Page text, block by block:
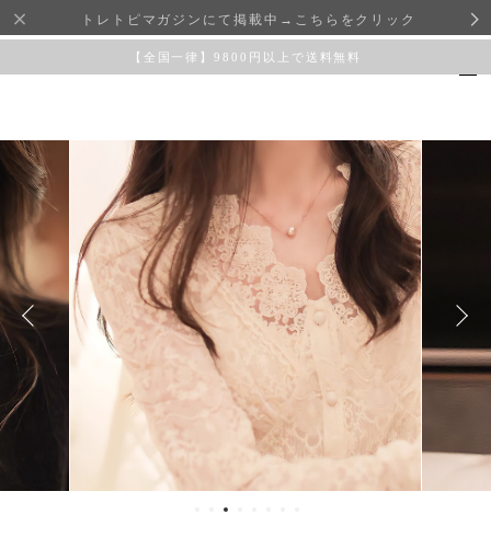
トレトピマガジンにて掲載中→こちらをクリック
【全国一律】9800円以上で送料無料